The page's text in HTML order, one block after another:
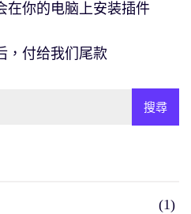
在你的电脑上安装插件
，付给我们尾款
(1)